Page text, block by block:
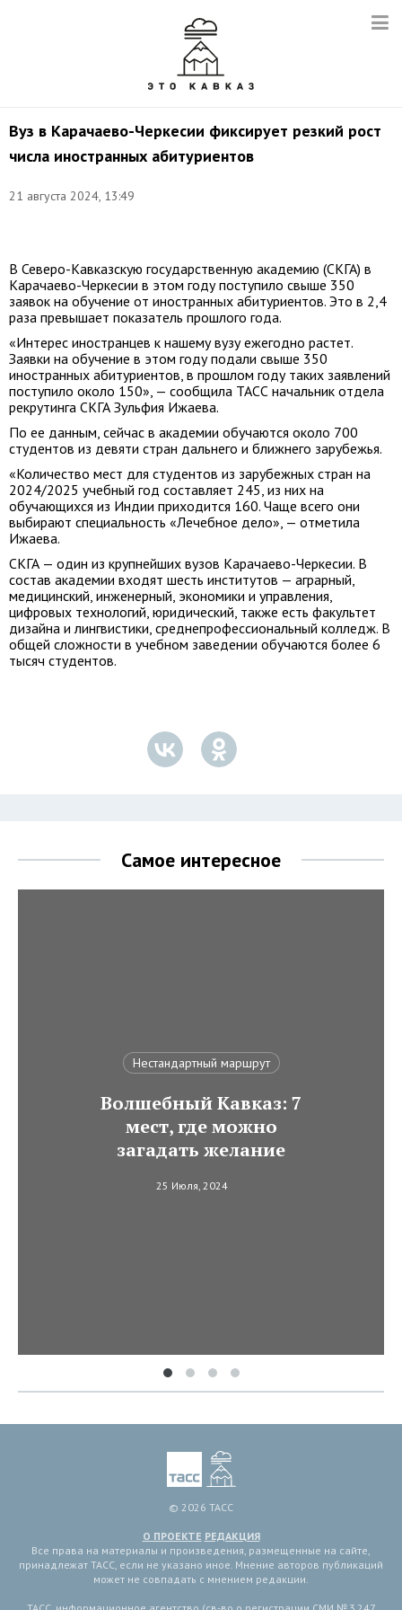
Вуз в Карачаево-Черкесии фиксирует резкий рост
числа иностранных абитуриентов
21 августа 2024, 13:49
В Северо-Кавказскую государственную академию (СКГА) в
Карачаево-Черкесии в этом году поступило свыше 350
заявок на обучение от иностранных абитуриентов. Это в 2,4
раза превышает показатель прошлого года.
«Интерес иностранцев к нашему вузу ежегодно растет.
Заявки на обучение в этом году подали свыше 350
иностранных абитуриентов, в прошлом году таких заявлений
поступило около 150», — сообщила ТАСС начальник отдела
рекрутинга СКГА Зульфия Ижаева.
По ее данным, сейчас в академии обучаются около 700
студентов из девяти стран дальнего и ближнего зарубежья.
«Количество мест для студентов из зарубежных стран на
2024/2025 учебный год составляет 245, из них на
обучающихся из Индии приходится 160. Чаще всего они
выбирают специальность «Лечебное дело», — отметила
Ижаева.
СКГА — один из крупнейших вузов Карачаево-Черкесии. В
состав академии входят шесть институтов — аграрный,
медицинский, инженерный, экономики и управления,
цифровых технологий, юридический, также есть факультет
дизайна и лингвистики, среднепрофессиональный колледж. В
общей сложности в учебном заведении обучаются более 6
тысяч студентов.
Самое интересное
Нестандартный маршрут
Волшебный Кавказ: 7
мест, где можно
загадать желание
25 Июля, 2024
© 2026 ТАСС
О ПРОЕКТЕ РЕДАКЦИЯ
Все права на материалы и произведения, размещенные на сайте,
принадлежат ТАСС, если не указано иное. Мнение авторов публикаций
может не совпадать с мнением редакции.